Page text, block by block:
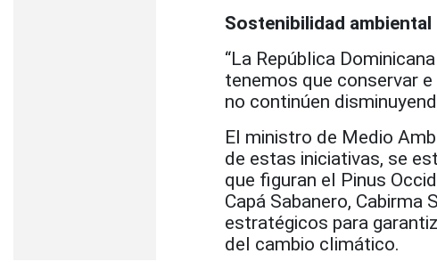
Sostenibilidad ambiental
“La República
tenemos que conservar
no continúen
El ministro de Medio
de estas iniciativas, se
que figuran el Pinus
Capá Sabanero, Cabirma
estratégicos para
del cambio climático.